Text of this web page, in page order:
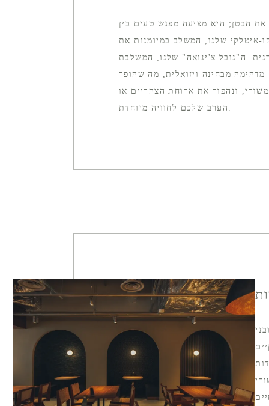
הבטן; היא מציעה מפגש טעים בין
איטלקי שלנו, המשלב במיומנות את
ה"נובל צ'ינואה" שלנו, המשלבת
מבחינה ויזואלית, מה שהופך
ונהפוך את ארוחת הצהריים או